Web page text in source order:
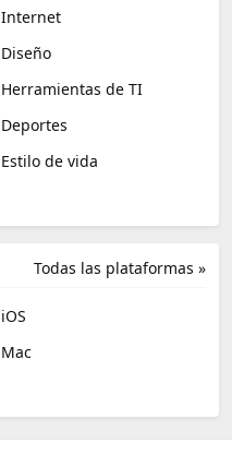
Internet
Diseño
Herramientas de TI
Deportes
Estilo de vida
Todas las plataformas »
iOS
Mac